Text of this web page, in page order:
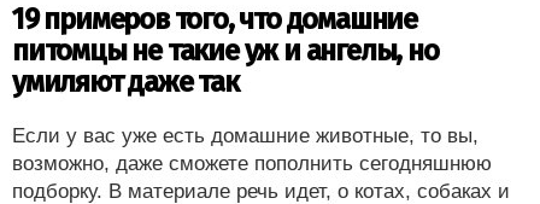
19 примеров того, что домашние
питомцы не такие уж и ангелы, но
умиляют даже так
Если у вас уже есть домашние животные, то вы,
возможно, даже сможете пополнить сегодняшнюю
подборку. В материале речь идет, о котах, собаках и